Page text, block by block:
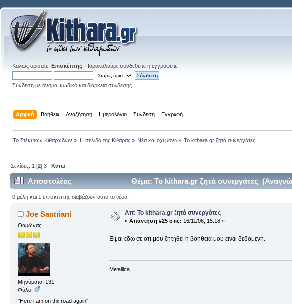
Καλώς ορίσατε, Επισκέπτης . Παρακαλούμε συνδεθείτε ή εγγραφείτε
Σύνδεση με όνομα, κωδικό και διάρκεια σύνδεσης
Αρχική Βοήθεια Αναζήτηση Ημερολόγιο Σύνδεση Εγγραφή
Το Στέκι των Κιθαρωδών » Η σελίδα της Κιθάρας» Νέα και όχι μόνο» Το kithara.gr ζητά συνεργάτες
Σελίδες: 1 [2]3 Κάτω
Αποστολέας Θέμα: Το kithara.gr ζητά συνεργάτες
0 μέλη και 1 επισκέπτης διαβάζουν αυτό το θέμα.
Joe Santriani
Θαμώνας
Μηνύματα: 131
Φύλο:
''Here i am on the road again''
Απ: Το kithara.gr ζητά συνεργάτες
« Απάντηση #25 στις: 16/11/06, 15:18 »
Ειμαι εδω σε οτι μου ζητηθει η βοηθεια μου ειναι δεδομενη.
Metallica